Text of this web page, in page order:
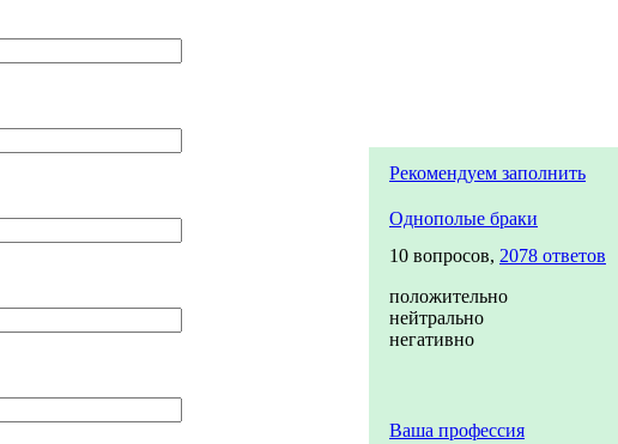
Рекомендуем заполнить
Однополые браки
10 вопросов, 2078 ответов
положительно
нейтрально
негативно
Ваша профессия